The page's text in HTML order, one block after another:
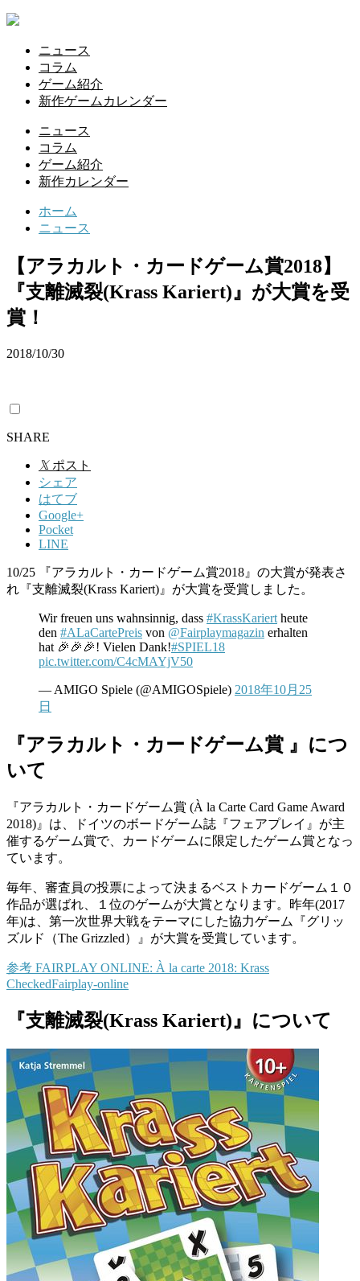
ニュース
コラム
ゲーム紹介
新作ゲームカレンダー
ニュース
コラム
ゲーム紹介
新作カレンダー
ホーム
ニュース
【アラカルト・カードゲーム賞2018】
『支離滅裂(Krass Kariert)』が大賞を受
賞！
2018/10/30
SHARE
𝕏 ポスト
シェア
はてブ
Google+
Pocket
LINE
10/25 『アラカルト・カードゲーム賞2018』の大賞が発表さ
れ『支離滅裂(Krass Kariert)』が大賞を受賞しました。
Wir freuen uns wahnsinnig, dass #KrassKariert heute
den #ALaCartePreis von @Fairplaymagazin erhalten
hat 🎉🎉🎉! Vielen Dank!#SPIEL18
pic.twitter.com/C4cMAYjV50
— AMIGO Spiele (@AMIGOSpiele) 2018年10月25
日
『アラカルト・カードゲーム賞 』につ
いて
『アラカルト・カードゲーム賞 (À la Carte Card Game Award
2018)』は、ドイツのボードゲーム誌『フェアプレイ』が主
催するゲーム賞で、カードゲームに限定したゲーム賞となっ
ています。
毎年、審査員の投票によって決まるベストカードゲーム１０
作品が選ばれ、１位のゲームが大賞となります。昨年(2017
年)は、第一次世界大戦をテーマにした協力ゲーム『グリッ
ズルド（The Grizzled）』が大賞を受賞しています。
参考 FAIRPLAY ONLINE: À la carte 2018: Krass
CheckedFairplay-online
『支離滅裂(Krass Kariert)』について